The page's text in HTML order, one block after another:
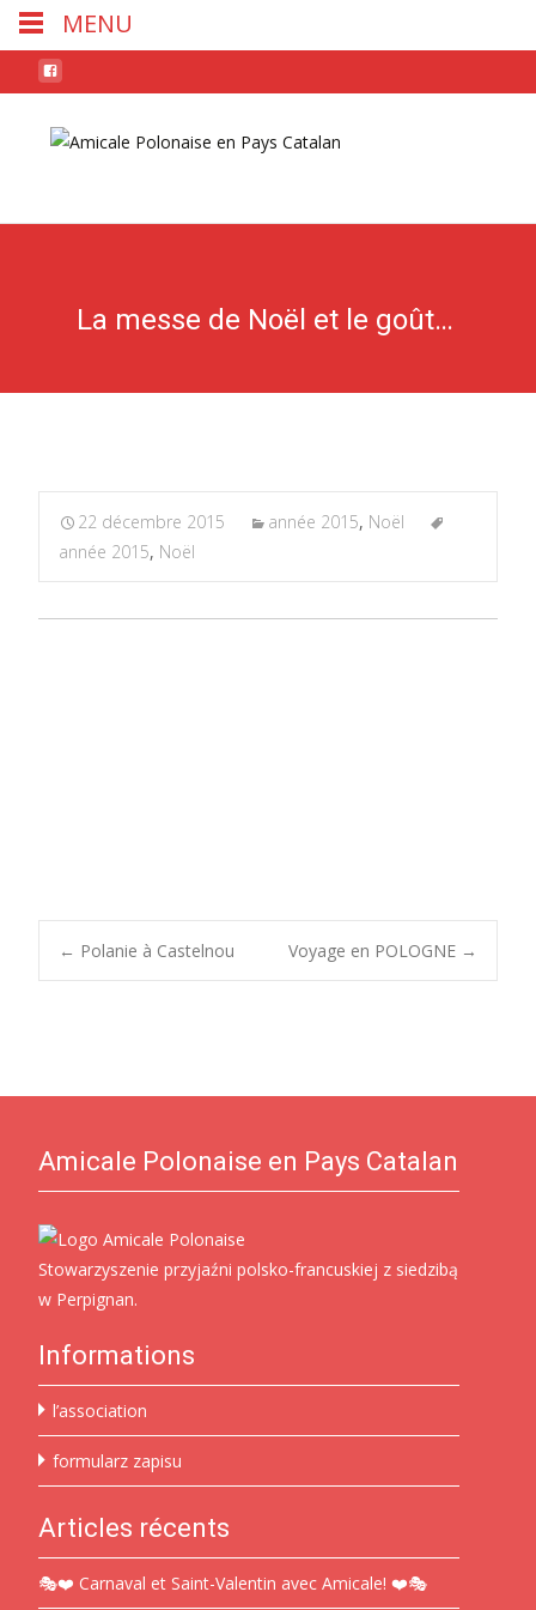
La messe de Noël et le goûter
22 décembre 2015 année 2015, Noël
année 2015, Noël
Post
← Polanie à Castelnou Voyage en POLOGNE →
Amicale Polonaise en Pays Catalan
Stowarzyszenie przyjaźni polsko-francuskiej z siedzibą
w Perpignan.
Informations
l’association
formularz zapisu
Articles récents
🎭❤️ Carnaval et Saint-Valentin avec Amicale! ❤️🎭
MENU